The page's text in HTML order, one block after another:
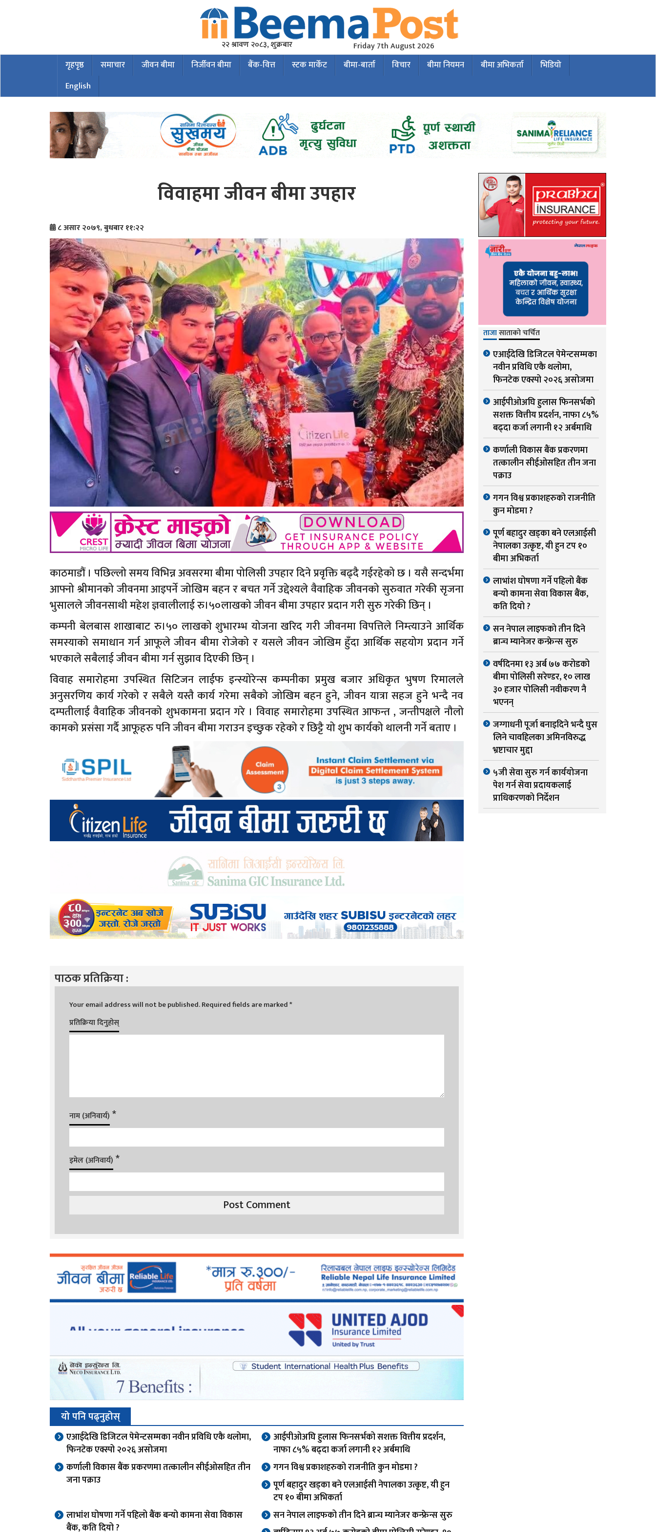
२२ श्रावण २०८३, शुक्रबार Friday 7th August 2026
गृहपृष्ठ समाचार जीवन बीमा निर्जीवन बीमा बैंक-वित्त स्टक मार्केट बीमा-बार्ता विचार बीमा नियमन बीमा अभिकर्ता
भिडियो
English
विवाहमा जीवन बीमा उपहार
८ असार २०७९, बुधबार ११:२२
काठमाडौं । पछिल्लो समय विभिन्न अवसरमा बीमा पोलिसी उपहार दिने प्रवृक्ति बढ्दै गईरहेको छ । यसै सन्दर्भमा
आफ्नो श्रीमानको जीवनमा आइपर्ने जोखिम बहन र बचत गर्ने उद्देश्यले वैवाहिक जीवनको सुरुवात गरेकी सृजना
भुसालले जीवनसाथी महेश ज्ञवालीलाई रु।५०लाखको जीवन बीमा उपहार प्रदान गरी सुरु गरेकी छिन् ।
कम्पनी बेलबास शाखाबाट रु।५० लाखको शुभारम्भ योजना खरिद गरी जीवनमा विपत्तिले निम्त्याउने आर्थिक
समस्याको समाधान गर्न आफूले जीवन बीमा रोजेको र यसले जीवन जोखिम हुँदा आर्थिक सहयोग प्रदान गर्ने
भएकाले सबैलाई जीवन बीमा गर्न सुझाव दिएकी छिन् ।
विवाह समारोहमा उपस्थित सिटिजन लाईफ इन्स्योरेन्स कम्पनीका प्रमुख बजार अधिकृत भुषण रिमालले
अनुसरणिय कार्य गरेको र सबैले यस्तै कार्य गरेमा सबैको जोखिम बहन हुने, जीवन यात्रा सहज हुने भन्दै नव
दम्पतीलाई वैवाहिक जीवनको शुभकामना प्रदान गरे । विवाह समारोहमा उपस्थित आफन्त , जन्तीपक्षले नौलो
कामको प्रसंसा गर्दै आफूहरु पनि जीवन बीमा गराउन इच्छुक रहेको र छिट्टै यो शुभ कार्यको थालनी गर्ने बताए ।
पाठक प्रतिक्रिया :
Your email address will not be published.Required fields are marked*
प्रतिक्रिया दिनुहोस्
नाम (अनिवार्य) *
इमेल (अनिवार्य) *
यो पनि पढ्नुहोस्
एआईदेखि डिजिटल पेमेन्टसम्मका नवीन प्रविधि एकै थलोमा,
फिनटेक एक्स्पो २०२६ असोजमा
आईपीओअघि हुलास फिनसर्भको सशक्त वित्तीय प्रदर्शन,
नाफा ८५% बढ्दा कर्जा लगानी १२ अर्बमाथि
कर्णाली विकास बैंक प्रकरणमा तत्कालीन सीईओसहित तीन
जना पक्राउ
गगन विश्व प्रकाशहरुको राजनीति कुन मोडमा ?
पूर्ण बहादुर खड्का बने एलआईसी नेपालका उत्कृष्ट, यी हुन
टप १० बीमा अभिकर्ता
लाभांश घोषणा गर्ने पहिलो बैंक बन्यो कामना सेवा विकास
बैंक, कति दियो ?
सन नेपाल लाइफको तीन दिने ब्रान्च म्यानेजर कन्फ्रेन्स सुरु
ताजासाताको चर्चित
एआईदेखि डिजिटल पेमेन्टसम्मका
नवीन प्रविधि एकै थलोमा,
फिनटेक एक्स्पो २०२६ असोजमा
आईपीओअघि हुलास फिनसर्भको
सशक्त वित्तीय प्रदर्शन, नाफा ८५%
बढ्दा कर्जा लगानी १२ अर्बमाथि
कर्णाली विकास बैंक प्रकरणमा
तत्कालीन सीईओसहित तीन जना
पक्राउ
गगन विश्व प्रकाशहरुको राजनीति
कुन मोडमा ?
पूर्ण बहादुर खड्का बने एलआईसी
नेपालका उत्कृष्ट, यी हुन टप १०
बीमा अभिकर्ता
लाभांश घोषणा गर्ने पहिलो बैंक
बन्यो कामना सेवा विकास बैंक,
कति दियो ?
सन नेपाल लाइफको तीन दिने
ब्रान्च म्यानेजर कन्फ्रेन्स सुरु
वर्षदिनमा १३ अर्ब ७७ करोडको
बीमा पोलिसी सरेण्डर, १० लाख
३० हजार पोलिसी नवीकरण नै
भएनन्
जग्गाधनी पूर्जा बनाइदिने भन्दै घुस
लिने चावहिलका अमिनविरुद्ध
भ्रष्टाचार मुद्दा
५जी सेवा सुरु गर्न कार्ययोजना
पेश गर्न सेवा प्रदायकलाई
प्राधिकरणको निर्देशन